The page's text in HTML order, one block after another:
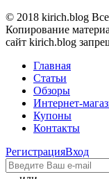
© 2018 kirich.blog
Копирование
сайт kirich.blog
Главная
Статьи
Обзоры
Интернет-
Купоны
Контакты
РегистрацияВход